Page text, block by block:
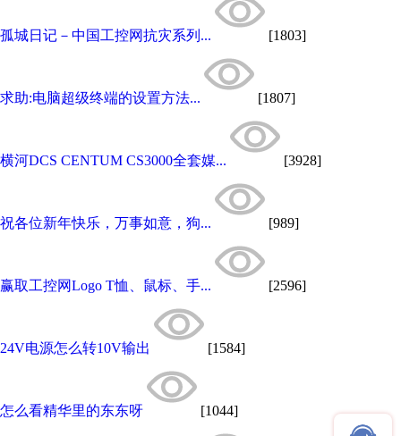
孤城日记－中国工控网抗灾系列... [1803]
求助:电脑超级终端的设置方法... [1807]
横河DCS CENTUM CS3000全套媒... [3928]
祝各位新年快乐，万事如意，狗... [989]
赢取工控网Logo T恤、鼠标、手... [2596]
24V电源怎么转10V输出 [1584]
怎么看精华里的东东呀 [1044]